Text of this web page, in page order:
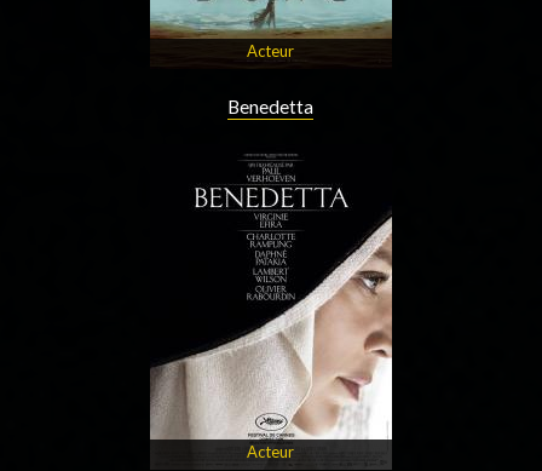
Acteur
Benedetta
Acteur